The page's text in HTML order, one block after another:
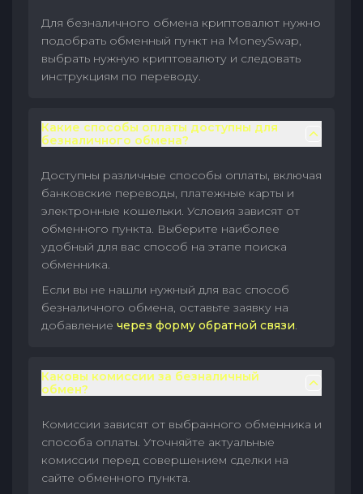
Для безналичного обмена криптовалют нужно
подобрать обменный пункт на MoneySwap,
выбрать нужную криптовалюту и следовать
инструкциям по переводу.
Какие способы оплаты доступны для
безналичного обмена?
Доступны различные способы оплаты, включая
банковские переводы, платежные карты и
электронные кошельки. Условия зависят от
обменного пункта. Выберите наиболее
удобный для вас способ на этапе поиска
обменника.
Если вы не нашли нужный для вас способ
безналичного обмена, оставьте заявку на
добавление через форму обратной связи.
Каковы комиссии за безналичный
обмен?
Комиссии зависят от выбранного обменника и
способа оплаты. Уточняйте актуальные
комиссии перед совершением сделки на
сайте обменного пункта.